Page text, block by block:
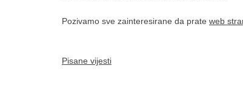
Pozivamo sve zainteresirane da prate web
Pisane vijesti